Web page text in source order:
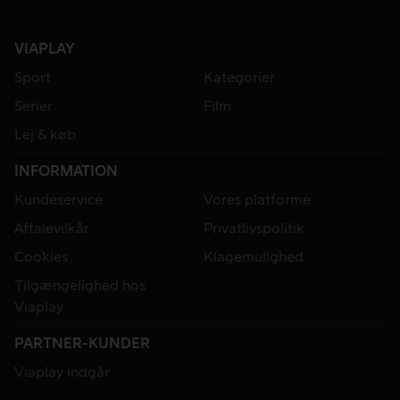
VIAPLAY
Sport
Kategorier
Serier
Film
Lej & køb
INFORMATION
Kundeservice
Vores platforme
Aftalevilkår
Privatlivspolitik
Cookies
Klagemulighed
Tilgængelighed hos
Viaplay
PARTNER-KUNDER
Viaplay indgår